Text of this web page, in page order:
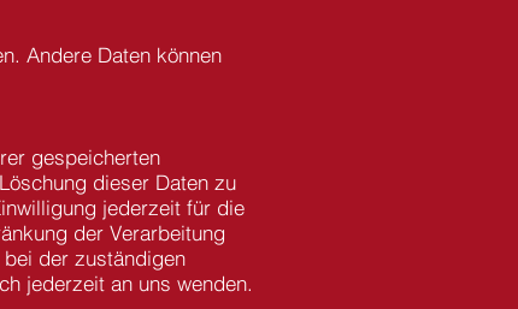
Andere Daten können
gespeicherten
dieser Daten zu
jederzeit für die
der Verarbeitung
der zuständigen
jederzeit an uns wenden.